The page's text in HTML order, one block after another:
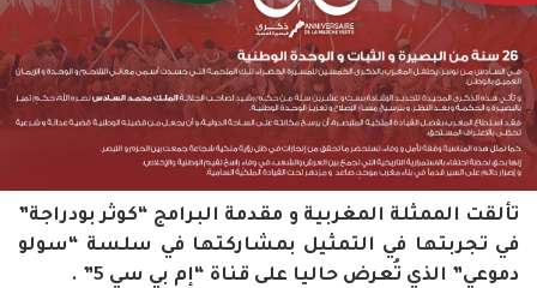
تألقت الممثلة المغربية و مقدمة البرامج “كوثر بودراجة”
في تجربتها في التمثيل بمشاركتها في سلسة “سولو
دموعي” الذي تُعرض حاليا على قناة “إم بي سي 5” .